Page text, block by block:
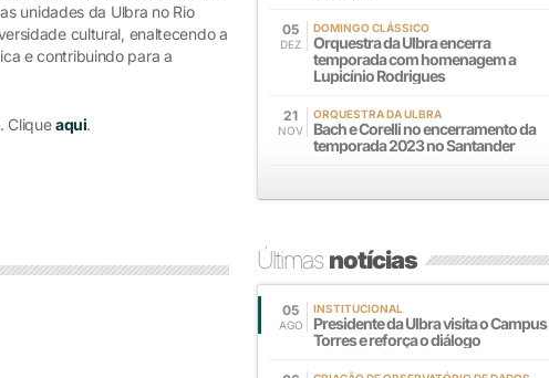
unidades da Ulbra no Rio
cultural, enaltecendo a
e contribuindo para a
Cliqueaqui.
05
DEZ
DOMINGO CLÁSSICO
Orquestra da Ulbra encerra
temporada com homenagem a
Lupicínio Rodrigues
21
NOV
ORQUESTRA DA ULBRA
Bach e Corelli no encerramento da
temporada 2023 no Santander
Últimasnotícias
05
AGO
INSTITUCIONAL
Presidente da Ulbra visita o Campus
Torres e reforça o diálogo